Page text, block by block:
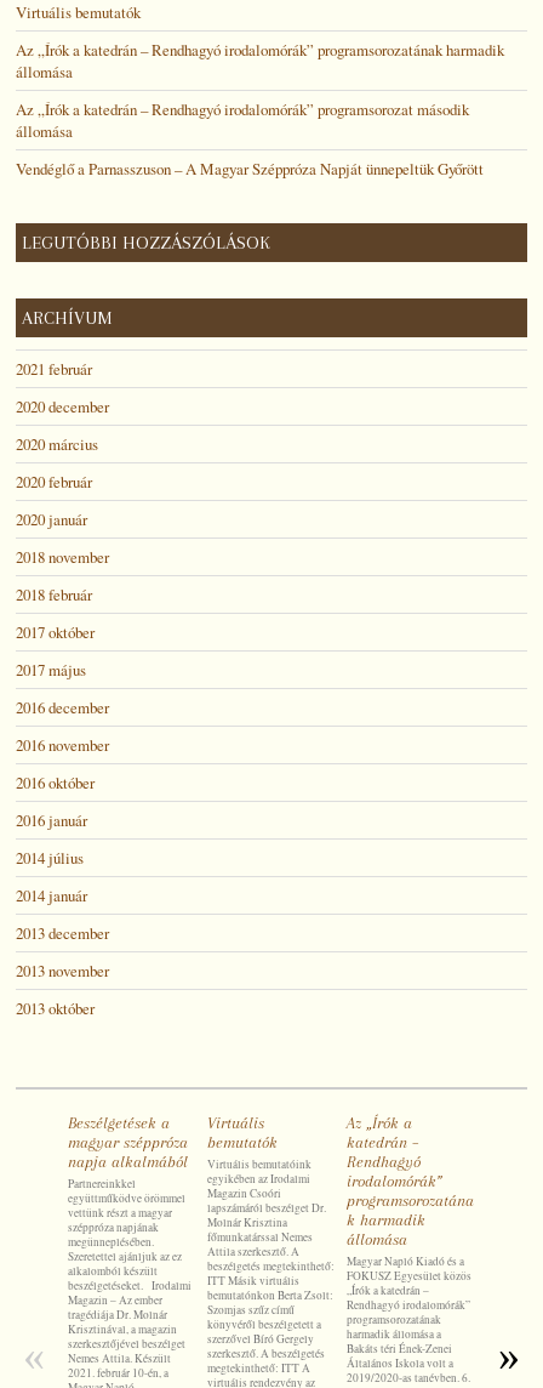
Virtuális bemutatók
Az „Írók a katedrán – Rendhagyó irodalomórák” programsorozatának harmadik
állomása
Az „Írók a katedrán – Rendhagyó irodalomórák” programsorozat második
állomása
Vendéglő a Parnasszuson – A Magyar Széppróza Napját ünnepeltük Győrött
LEGUTÓBBI HOZZÁSZÓLÁSOK
ARCHÍVUM
2021 február
2020 december
2020 március
2020 február
2020 január
2018 november
2018 február
2017 október
2017 május
2016 december
2016 november
2016 október
2016 január
2014 július
2014 január
2013 december
2013 november
2013 október
Beszélgetések a
magyar széppróza
napja alkalmából
Partnereinkkel
együttműködve örömmel
vettünk részt a magyar
széppróza napjának
megünneplésében.
Szeretettel ajánljuk az ez
alkalomból készült
beszélgetéseket. Irodalmi
Magazin – Az ember
tragédiája Dr. Molnár
Krisztinával, a magazin
szerkesztőjével beszélget
Nemes Attila. Készült
2021. február 10-én, a
Virtuális
bemutatók
Virtuális bemutatóink
egyikében az Irodalmi
Magazin Csoóri
lapszámáról beszélget Dr.
Molnár Krisztina
főmunkatárssal Nemes
Attila szerkesztő. A
beszélgetés megtekinthető:
ITT Másik virtuális
bemutatónkon Berta Zsolt:
Szomjas szűz című
könyvéről beszélgetett a
szerzővel Bíró Gergely
szerkesztő. A beszélgetés
megtekinthető: ITT A
virtuális rendezvény az
Az „Írók a
katedrán –
Rendhagyó
irodalomórák”
programsorozatána
k harmadik
állomása
Magyar Napló Kiadó és a
FOKUSZ Egyesület közös
„Írók a katedrán –
Rendhagyó irodalomórák”
programsorozatának
harmadik állomása a
Bakáts téri Ének-Zenei
Általános Iskola volt a
2019/2020-as tanévben. 6.
2019/
osztályos
« »